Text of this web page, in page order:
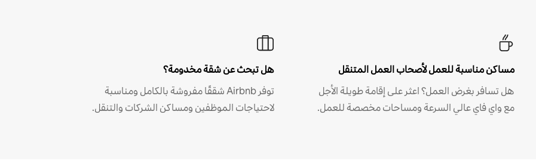
مساكن مناسبة للعمل لأصحاب العمل المتنقل
هل تسافر بغرض العمل؟ اعثر على إقامة طويلة الأجل
مع واي فاي عالي السرعة ومساحات مخصصة للعمل.
هل تبحث عن شقة مخدومة؟
توفر Airbnb شققًا مفروشة بالكامل ومناسبة
لاحتياجات الموظفين ومساكن الشركات والتنقل.